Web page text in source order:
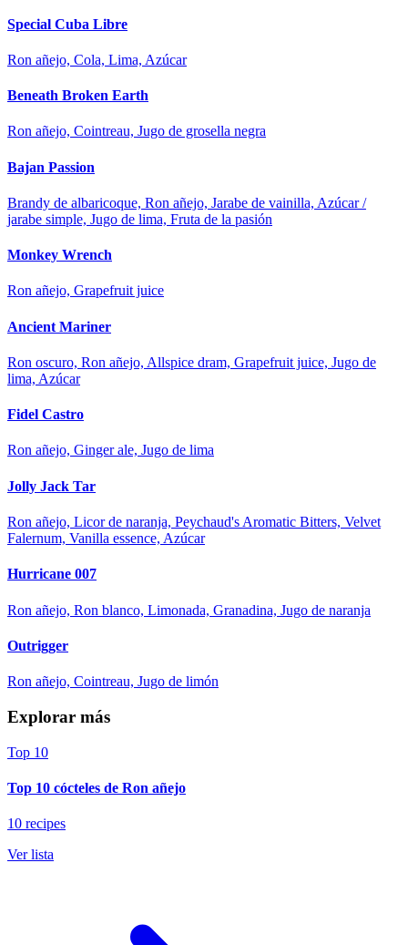
Special Cuba Libre
Ron añejo, Cola, Lima, Azúcar
Beneath Broken Earth
Ron añejo, Cointreau, Jugo de grosella negra
Bajan Passion
Brandy de albaricoque, Ron añejo, Jarabe de vainilla, Azúcar /
jarabe simple, Jugo de lima, Fruta de la pasión
Monkey Wrench
Ron añejo, Grapefruit juice
Ancient Mariner
Ron oscuro, Ron añejo, Allspice dram, Grapefruit juice, Jugo de
lima, Azúcar
Fidel Castro
Ron añejo, Ginger ale, Jugo de lima
Jolly Jack Tar
Ron añejo, Licor de naranja, Peychaud's Aromatic Bitters, Velvet
Falernum, Vanilla essence, Azúcar
Hurricane 007
Ron añejo, Ron blanco, Limonada, Granadina, Jugo de naranja
Outrigger
Ron añejo, Cointreau, Jugo de limón
Explorar más
Top 10
Top 10 cócteles de Ron añejo
10 recipes
Ver lista